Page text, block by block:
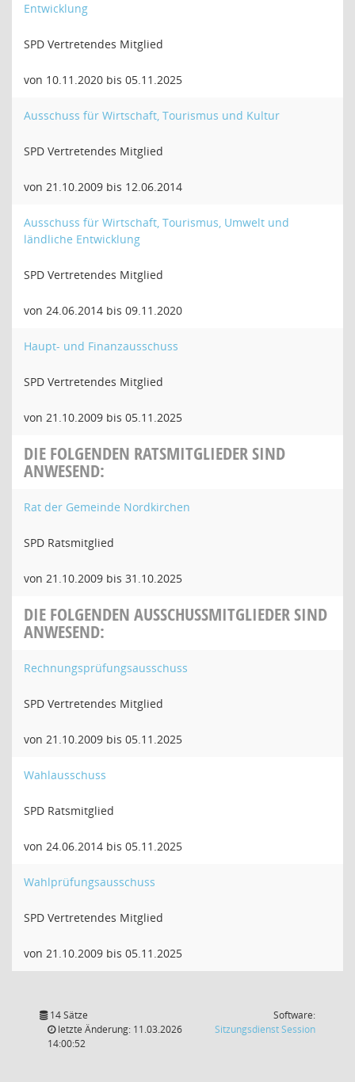
Entwicklung
SPD Vertretendes Mitglied
von 10.11.2020 bis 05.11.2025
Ausschuss für Wirtschaft, Tourismus und Kultur
SPD Vertretendes Mitglied
von 21.10.2009 bis 12.06.2014
Ausschuss für Wirtschaft, Tourismus, Umwelt und
ländliche Entwicklung
SPD Vertretendes Mitglied
von 24.06.2014 bis 09.11.2020
Haupt- und Finanzausschuss
SPD Vertretendes Mitglied
von 21.10.2009 bis 05.11.2025
DIE FOLGENDEN RATSMITGLIEDER SIND
ANWESEND:
Rat der Gemeinde Nordkirchen
SPD Ratsmitglied
von 21.10.2009 bis 31.10.2025
DIE FOLGENDEN AUSSCHUSSMITGLIEDER SIND
ANWESEND:
Rechnungsprüfungsausschuss
SPD Vertretendes Mitglied
von 21.10.2009 bis 05.11.2025
Wahlausschuss
SPD Ratsmitglied
von 24.06.2014 bis 05.11.2025
Wahlprüfungsausschuss
SPD Vertretendes Mitglied
von 21.10.2009 bis 05.11.2025
14 Sätze
letzte Änderung: 11.03.2026
14:00:52
Software:
SitzungsdienstSession(Wird in